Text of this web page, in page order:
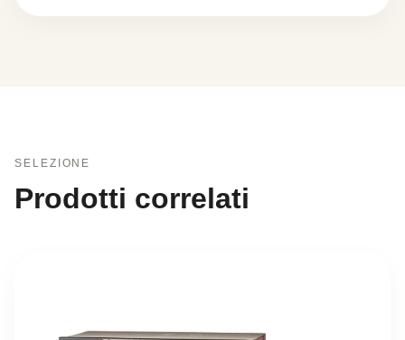
SELEZIONE
Prodotti correlati